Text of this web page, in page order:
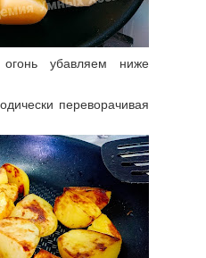
убавляем ниже
переворачивая